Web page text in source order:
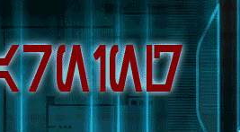
Anführerin Mon
bald die